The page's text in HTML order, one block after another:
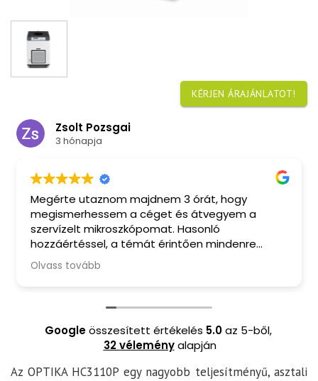
KÉRJEN ÁRAJÁNLATOT!
Zsolt Pozsgai
3 hónapja
Megérte utaznom majdnem 3 órát, hogy
megismerhessem a céget és átvegyem a
szervízelt mikroszkópomat. Hasonló
hozzáértéssel, a témát érintően mindenre
kiterjedő tanácsadással, barátságos
fogadtatással és finom kávéval ritkán
pedig valóban kihozták a maximumot. Csak
Olvass tovább
Googleösszesített értékelés 5.0az 5-ből,
32 véleményalapján
Az OPTIKA HC3110P egy nagyobb teljesítményű, asztali